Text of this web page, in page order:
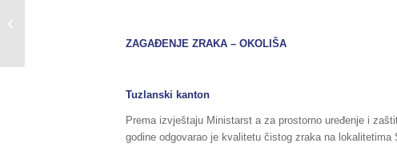
ZAGAĐENJE ZRAKA – OKOLIŠA
Tuzlanski kanton
Prema izvještaju Ministarst a za prostorno uređenje i
godine odgovarao je kvalitetu čistog zraka na